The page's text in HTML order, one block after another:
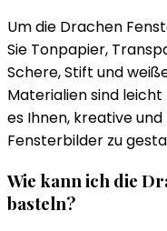
Um die Drachen
Sie Tonpapier,
Schere, Stift und
Materialien sind
es Ihnen, kreative
Fensterbilder zu
Wie kann ich die
basteln?